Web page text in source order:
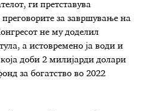
ги претставува
за завршување на
не му доделил
а истовремено ја води и
доби 2 милијарди долари
за богатство во 2022